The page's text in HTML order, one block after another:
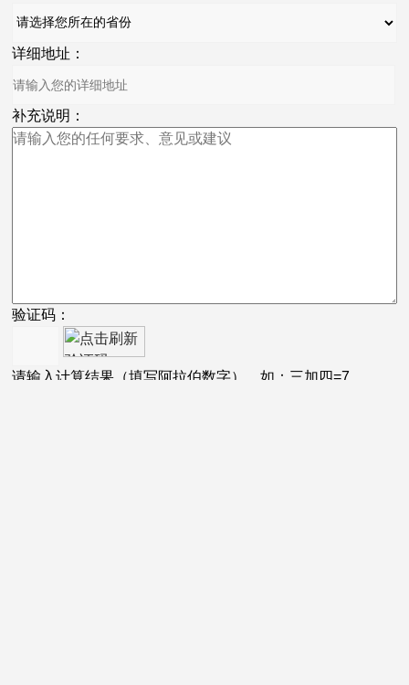
详细地址：
补充说明：
验证码：
请输入计算结果（填写阿拉伯数字），如：三加四=7